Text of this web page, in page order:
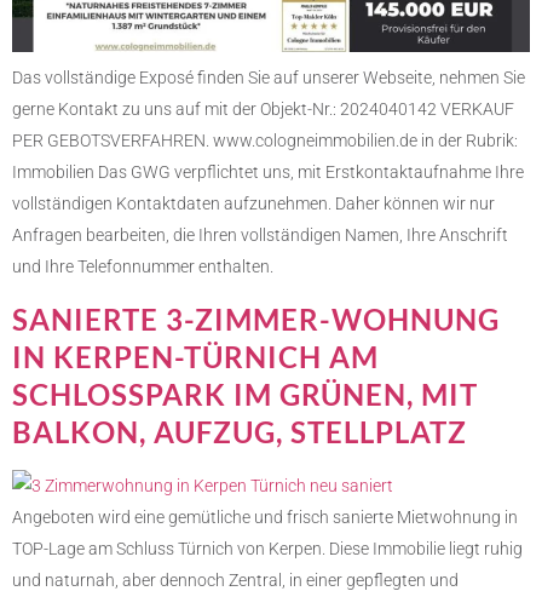
Das vollständige Exposé finden Sie auf unserer Webseite, nehmen Sie
gerne Kontakt zu uns auf mit der Objekt-Nr.: 2024040142 VERKAUF
PER GEBOTSVERFAHREN. www.cologneimmobilien.de in der Rubrik:
Immobilien Das GWG verpflichtet uns, mit Erstkontaktaufnahme Ihre
vollständigen Kontaktdaten aufzunehmen. Daher können wir nur
Anfragen bearbeiten, die Ihren vollständigen Namen, Ihre Anschrift
und Ihre Telefonnummer enthalten.
SANIERTE 3-ZIMMER-WOHNUNG
IN KERPEN-TÜRNICH AM
SCHLOSSPARK IM GRÜNEN, MIT
BALKON, AUFZUG, STELLPLATZ
Angeboten wird eine gemütliche und frisch sanierte Mietwohnung in
TOP-Lage am Schluss Türnich von Kerpen. Diese Immobilie liegt ruhig
und naturnah, aber dennoch Zentral, in einer gepflegten und